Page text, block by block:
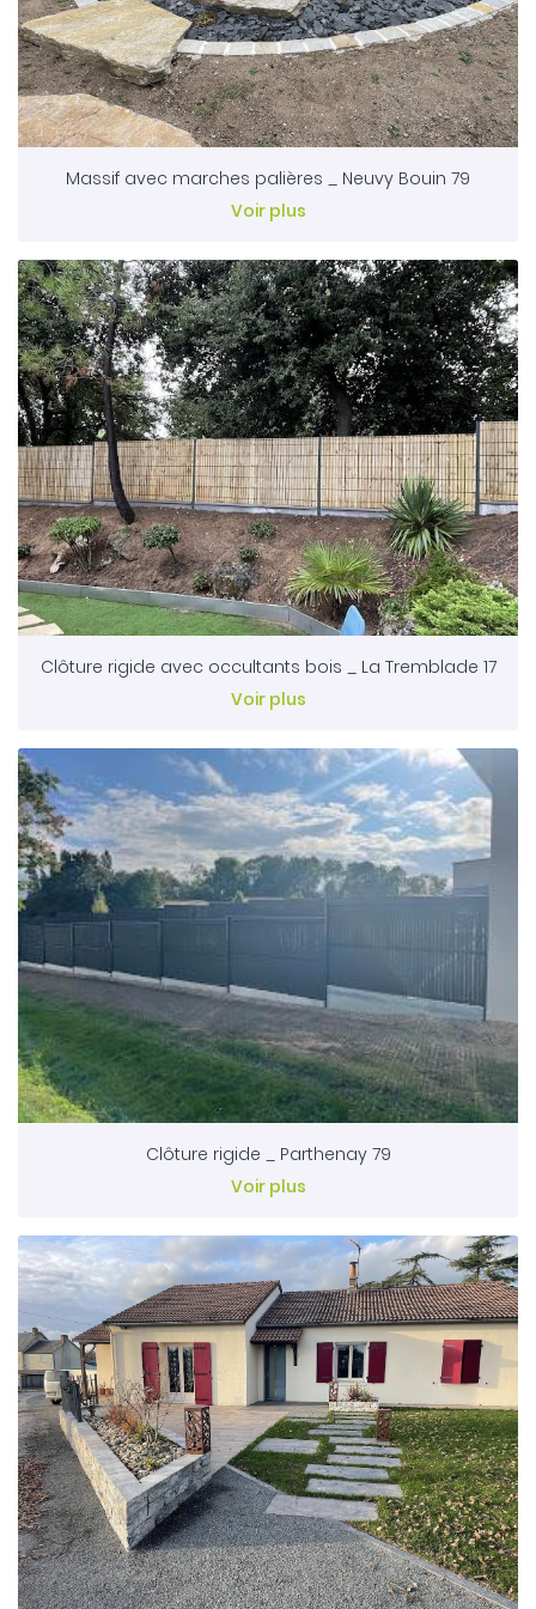
Massif avec marches palières _ Neuvy Bouin 79
Voir plus
Clôture rigide avec occultants bois _ La Tremblade 17
Voir plus
Clôture rigide _ Parthenay 79
Voir plus